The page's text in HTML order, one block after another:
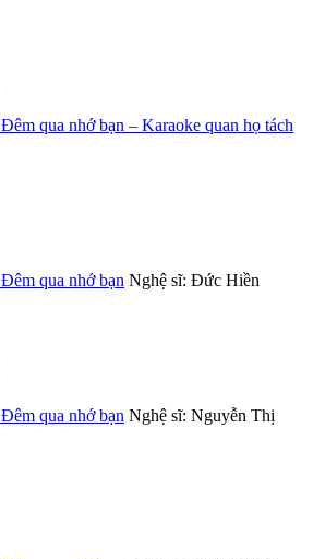
Đêm qua nhớ bạn – Karaoke quan họ tách
Đêm qua nhớ bạn Nghệ sĩ: Đức Hiền
Đêm qua nhớ bạn Nghệ sĩ: Nguyễn Thị